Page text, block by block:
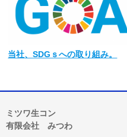
当社、SDGｓへの取り組み。
ミツワ生コン
有限会社 みつわ